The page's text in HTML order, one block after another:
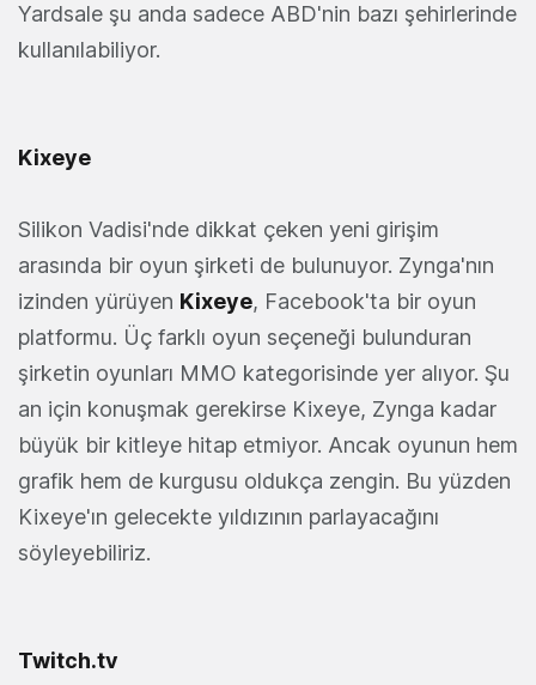
Yardsale şu anda sadece ABD'nin bazı şehirlerinde
kullanılabiliyor.
Kixeye
Silikon Vadisi'nde dikkat çeken yeni girişim
arasında bir oyun şirketi de bulunuyor. Zynga'nın
izinden yürüyen Kixeye, Facebook'ta bir oyun
platformu. Üç farklı oyun seçeneği bulunduran
şirketin oyunları MMO kategorisinde yer alıyor. Şu
an için konuşmak gerekirse Kixeye, Zynga kadar
büyük bir kitleye hitap etmiyor. Ancak oyunun hem
grafik hem de kurgusu oldukça zengin. Bu yüzden
Kixeye'ın gelecekte yıldızının parlayacağını
söyleyebiliriz.
Twitch.tv